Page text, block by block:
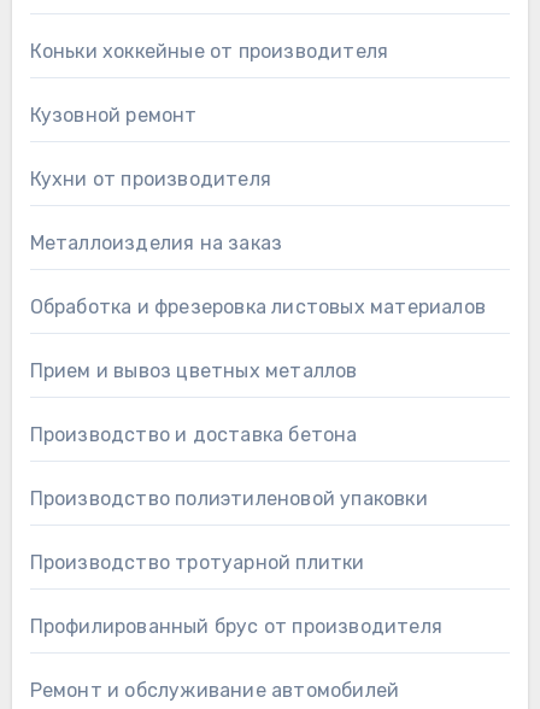
Коньки хоккейные от производителя
Кузовной ремонт
Кухни от производителя
Металлоизделия на заказ
Обработка и фрезеровка листовых материалов
Прием и вывоз цветных металлов
Производство и доставка бетона
Производство полиэтиленовой упаковки
Производство тротуарной плитки
Профилированный брус от производителя
Ремонт и обслуживание автомобилей